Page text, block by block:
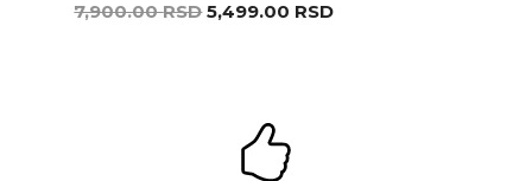
7,900.00RSD 5,499.00 RSD